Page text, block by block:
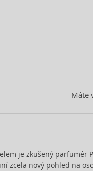
Máte
je zkušený parfumér
zcela nový pohled na